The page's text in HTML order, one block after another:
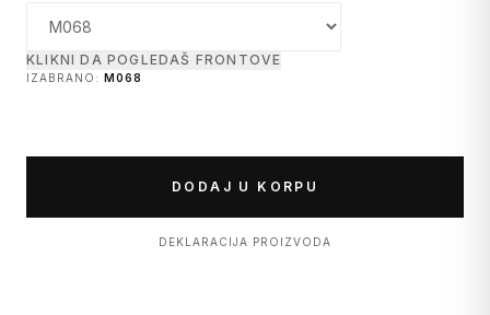
KLIKNI DA POGLEDAŠ FRONTOVE
IZABRANO: M068
DODAJ U KORPU
DEKLARACIJA PROIZVODA